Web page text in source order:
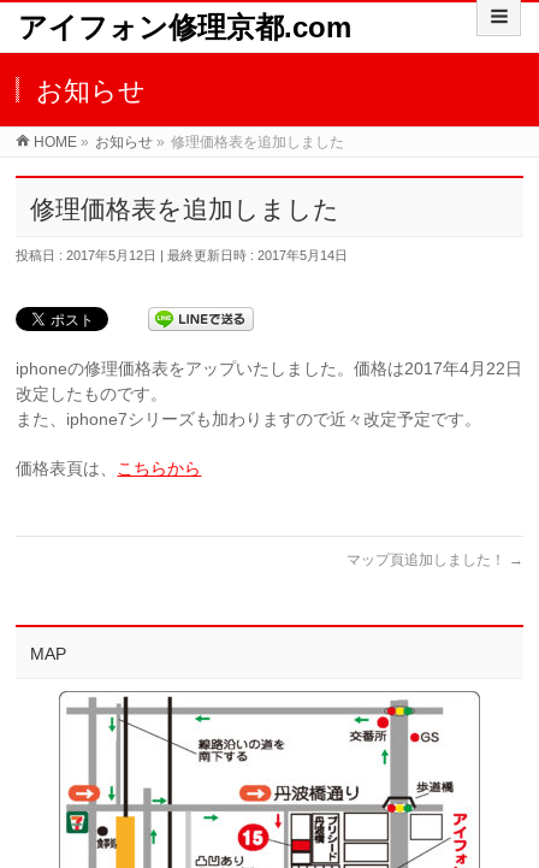
アイフォン修理京都.com
お知らせ
HOME » お知らせ » 修理価格表を追加しました
修理価格表を追加しました
投稿日 : 2017年5月12日 最終更新日時 : 2017年5月14日
iphoneの修理価格表をアップいたしました。価格は2017年4月22日
改定したものです。
また、iphone7シリーズも加わりますので近々改定予定です。
価格表頁は、 こちらから
マップ頁追加しました！ →
MAP